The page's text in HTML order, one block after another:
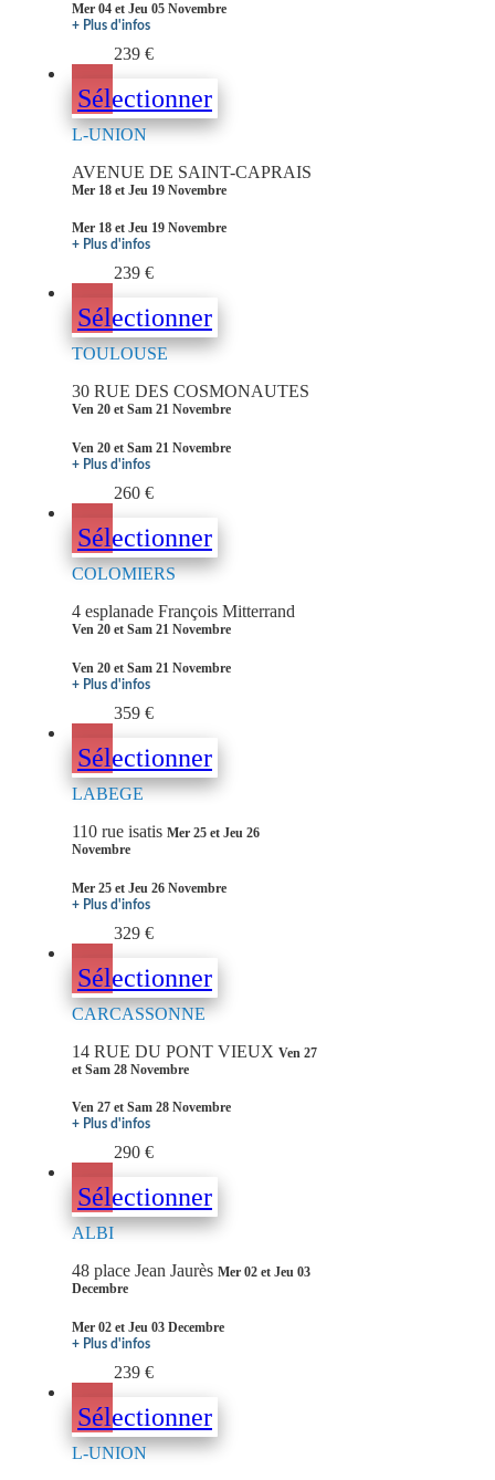
Mer 04 et Jeu 05 Novembre
+ Plus d'infos
239 €
Sélectionner
L-UNION
AVENUE DE SAINT-CAPRAIS
Mer 18 et Jeu 19 Novembre
Mer 18 et Jeu 19 Novembre
+ Plus d'infos
239 €
Sélectionner
TOULOUSE
30 RUE DES COSMONAUTES
Ven 20 et Sam 21 Novembre
Ven 20 et Sam 21 Novembre
+ Plus d'infos
260 €
Sélectionner
COLOMIERS
4 esplanade François Mitterrand
Ven 20 et Sam 21 Novembre
Ven 20 et Sam 21 Novembre
+ Plus d'infos
359 €
Sélectionner
LABEGE
110 rue isatis Mer 25 et Jeu 26
Novembre
Mer 25 et Jeu 26 Novembre
+ Plus d'infos
329 €
Sélectionner
CARCASSONNE
14 RUE DU PONT VIEUX Ven 27
et Sam 28 Novembre
Ven 27 et Sam 28 Novembre
+ Plus d'infos
290 €
Sélectionner
ALBI
48 place Jean Jaurès Mer 02 et Jeu 03
Decembre
Mer 02 et Jeu 03 Decembre
+ Plus d'infos
239 €
Sélectionner
L-UNION